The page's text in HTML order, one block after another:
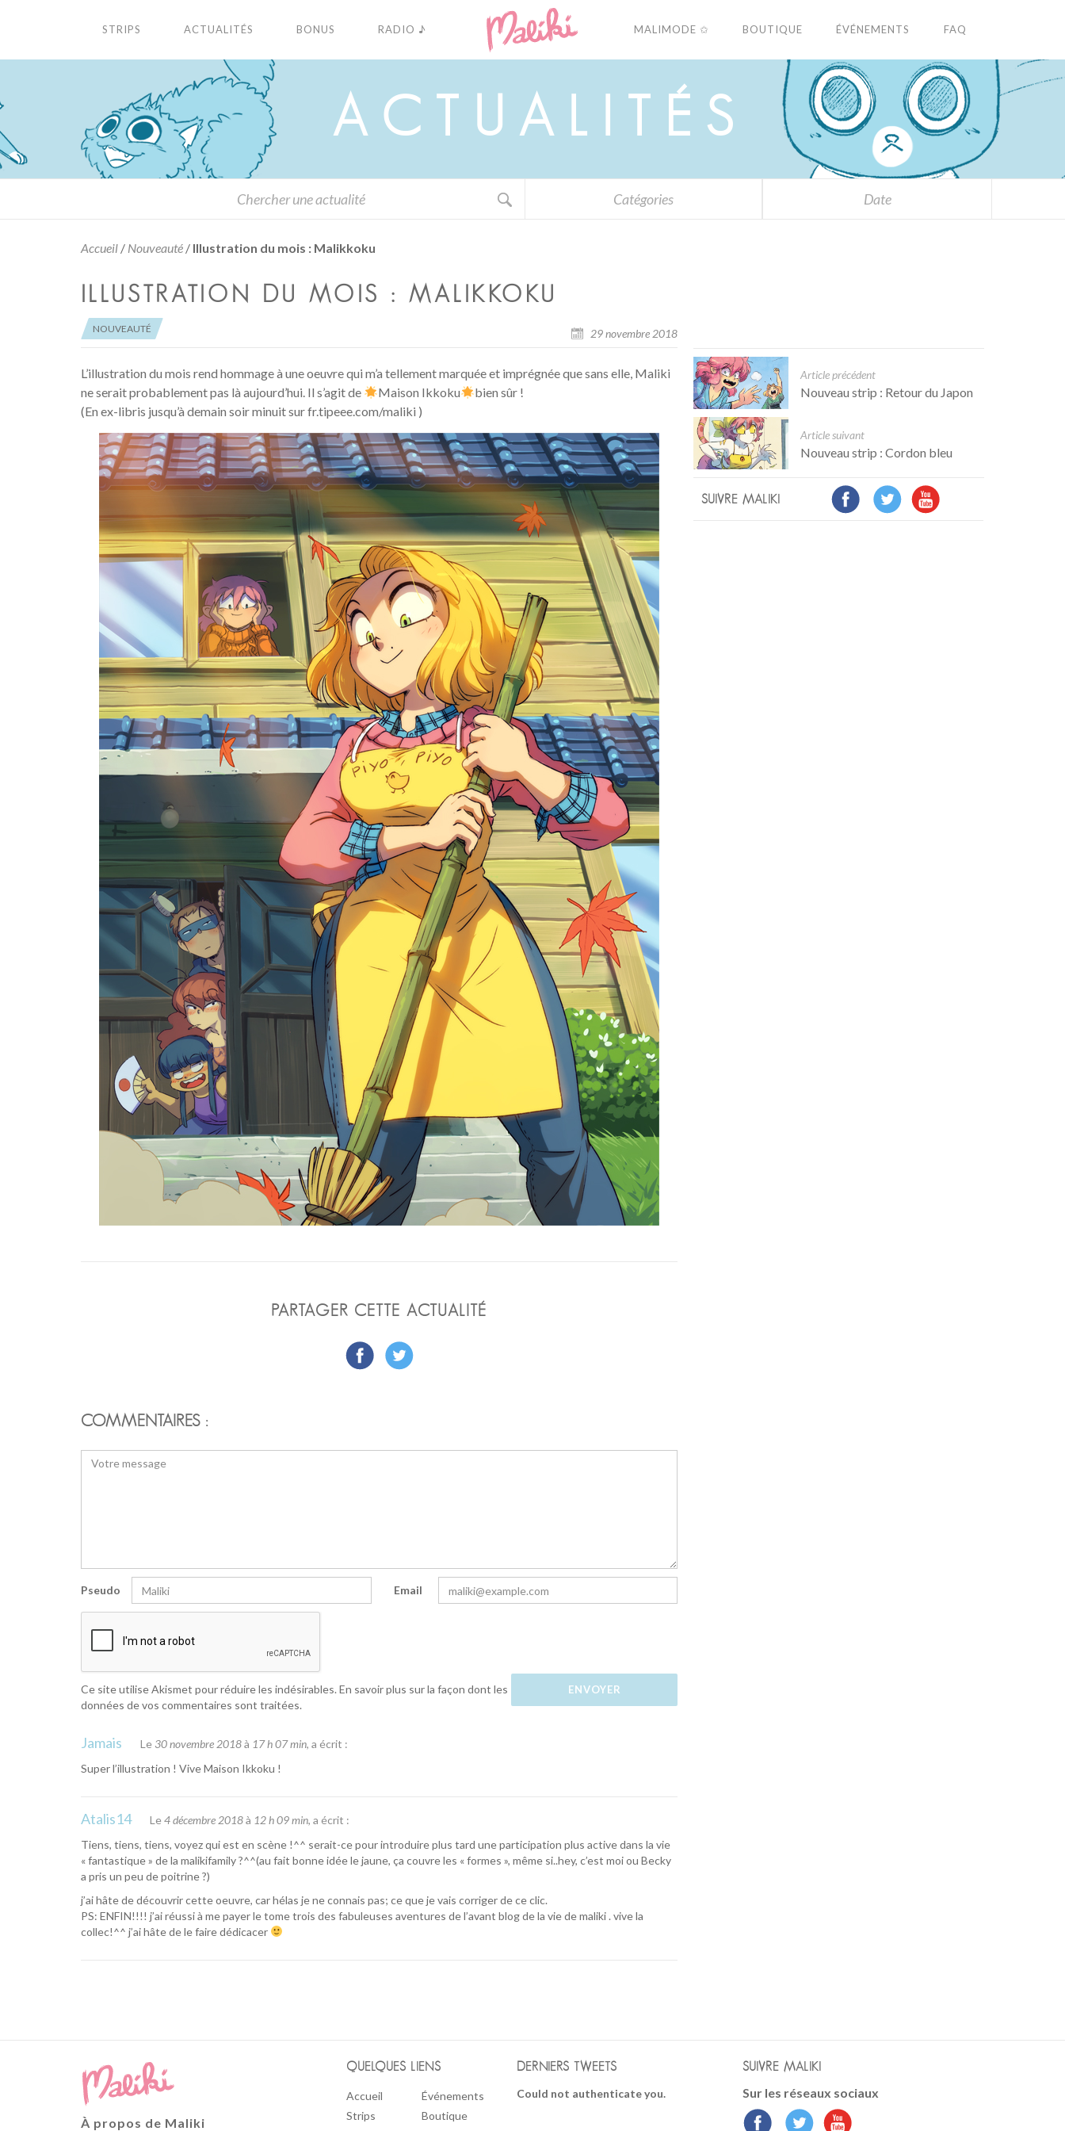
STRIPS ACTUALITÉS BONUS RADIO ♪ MALIMODE ✩ BOUTIQUE ÉVÉNEMENTS FAQ
A C U A L É S
Catégories Date
Accueil / Nouveauté / Illustration du mois : Malikkoku
ILLUSTRATION DU MOIS : MALIKKOKU
NOUVEAUTÉ 29 novembre 2018
L’illustration du mois rend hommage à une oeuvre qui m’a tellement marquée et imprégnée que sans elle, Maliki
ne serait probablement pas là aujourd’hui. Il s’agit de
Maison Ikkoku
bien sûr !
(En ex-libris jusqu’à demain soir minuit sur fr.tipeee.com/maliki )
PARTAGER CETTE ACTUALITÉ
COMMENTAIRES :
Pseudo Email
Ce site utilise Akismet pour réduire les indésirables. En savoir plus sur la façon dont les
données de vos commentaires sont traitées.
Jamais Le 30 novembre 2018à 17 h 07 min, a écrit :
Super l’illustration ! Vive Maison Ikkoku !
Atalis14 Le4 décembre 2018à 12 h 09 min, a écrit :
Tiens, tiens, tiens, voyez qui est en scène !^^ serait-ce pour introduire plus tard une participation plus active dans la vie
« fantastique » de la malikifamily ?^^(au fait bonne idée le jaune, ça couvre les « formes », même si..hey, c’est moi ou Becky
a pris un peu de poitrine ?)
j’ai hâte de découvrir cette oeuvre, car hélas je ne connais pas; ce que je vais corriger de ce clic.
PS: ENFIN!!!! j’ai réussi à me payer le tome trois des fabuleuses aventures de l’avant blog de la vie de maliki . vive la
collec!^^ j’ai hâte de le faire dédicacer
Article précédent
Nouveau strip : Retour du Japon
Article suivant
Nouveau strip : Cordon bleu
SUIVRE MALIKI
À propos de Maliki
QUELQUES LIENS
Accueil
Strips
Événements
Boutique
DERNIERS TWEETS
Could not authenticate you.
SUIVRE MALIKI
Sur les réseaux sociaux